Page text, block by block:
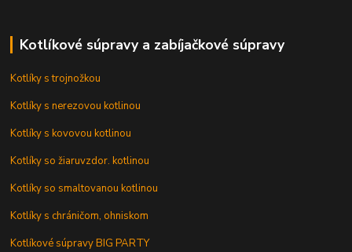
Kotlíkové súpravy a zabíjačkové súpravy
Kotlíky s trojnožkou
Kotlíky s nerezovou kotlinou
Kotlíky s kovovou kotlinou
Kotlíky so žiaruvzdor. kotlinou
Kotlíky so smaltovanou kotlinou
Kotlíky s chráničom, ohniskom
Kotlíkové súpravy BIG PARTY